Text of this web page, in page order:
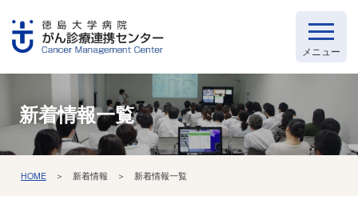
新着情報一覧
HOME＞ 新着情報 ＞ 新着情報一覧